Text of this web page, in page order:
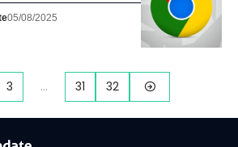
05/08/2025
3 … 31 32